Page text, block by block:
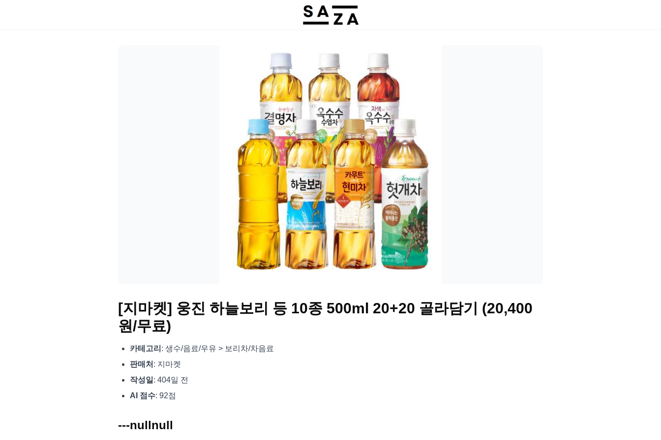
[지마켓] 웅진 하늘보리 등 10종 500ml 20+20 골라담기 (20,400
원/무료)
카테고리 : 생수/음료/우유 > 보리차/차음료
판매처 : 지마켓
작성일: 404일 전
AI 점수: 92점
---nullnull